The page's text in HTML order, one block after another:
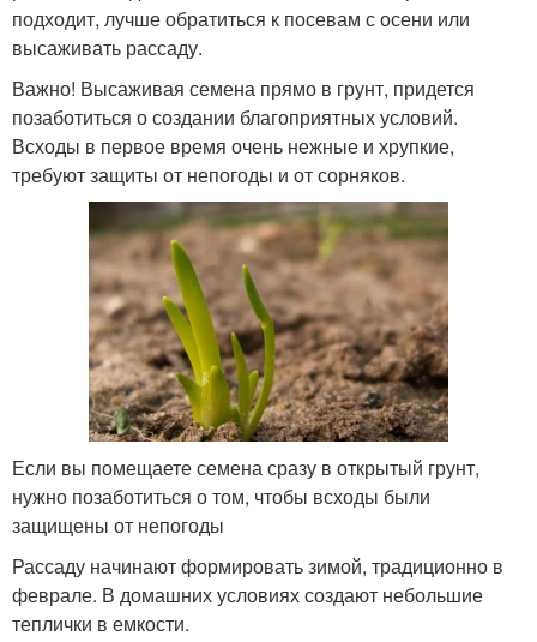
подходит, лучше обратиться к посевам с осени или
высаживать рассаду.
Важно! Высаживая семена прямо в грунт, придется
позаботиться о создании благоприятных условий.
Всходы в первое время очень нежные и хрупкие,
требуют защиты от непогоды и от сорняков.
Если вы помещаете семена сразу в открытый грунт,
нужно позаботиться о том, чтобы всходы были
защищены от непогоды
Рассаду начинают формировать зимой, традиционно в
феврале. В домашних условиях создают небольшие
теплички в емкости.